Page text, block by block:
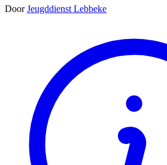
Door Jeugddienst Lebbeke